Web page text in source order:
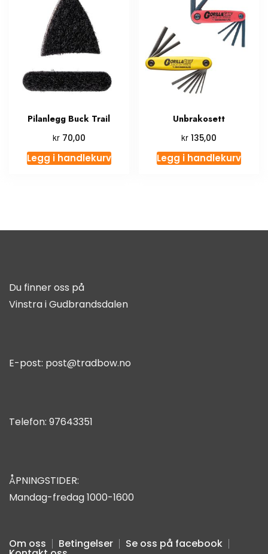
Pilanlegg Buck Trail
kr70,00
Legg i handlekurv
Unbrakosett
kr 135,00
Legg i handlekurv
Du finner oss på
Vinstra i Gudbrandsdalen
E-post: post@tradbow.no
Telefon: 97643351
ÅPNINGSTIDER:
Mandag-fredag 1000-1600
Om oss Betingelser Se oss på facebook